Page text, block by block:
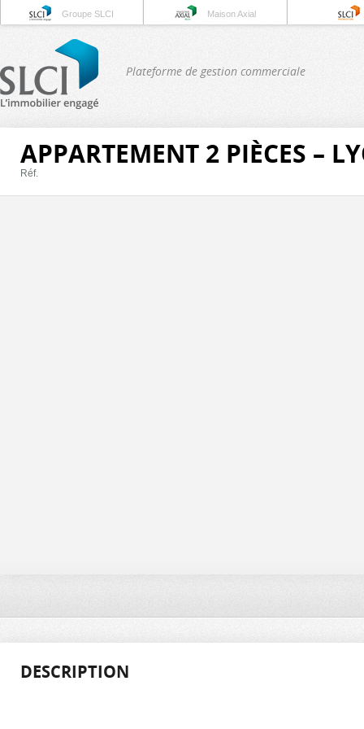
Groupe SLCI Maison Axial
Plateforme de gestion commerciale
APPARTEMENT 2 PIÈCES –
Réf.
DESCRIPTION